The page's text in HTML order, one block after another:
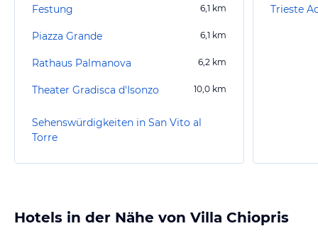
Festung 6,1 km
Piazza Grande 6,1 km
Rathaus Palmanova 6,2 km
Theater Gradisca d'Isonzo 10,0 km
Sehenswürdigkeiten in San Vito al
Torre
Trieste
Hotels in der Nähe von Villa Chiopris